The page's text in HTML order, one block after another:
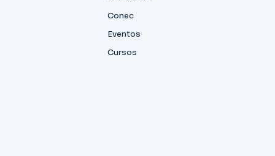
Conec
Eventos
Cursos